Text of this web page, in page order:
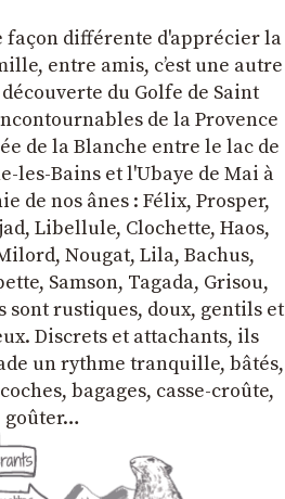
façon différente d'apprécier la
entre amis, cʼest une autre
du Golfe de Saint
de la Provence
de la Blanche entre le lac de
les-Bains et l'Ubaye de Mai à
de nos ânes : Félix, Prosper,
Libellule, Clochette, Haos,
Nougat, Lila, Bachus,
Samson, Tagada, Grisou,
sont rustiques, doux, gentils et
Discrets et attachants, ils
un rythme tranquille, bâtés,
bagages, casse-croûte,
goûter…